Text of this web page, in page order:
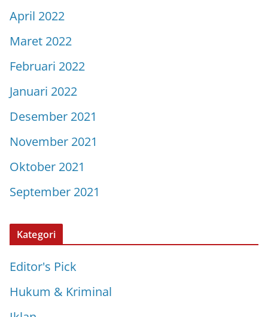
April 2022
Maret 2022
Februari 2022
Januari 2022
Desember 2021
November 2021
Oktober 2021
September 2021
Kategori
Editor's Pick
Hukum & Kriminal